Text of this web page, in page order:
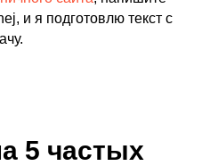
и я подготовлю текст с
5 частых